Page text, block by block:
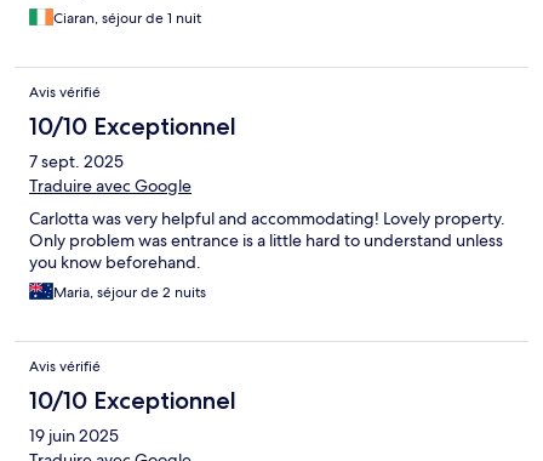
Ciaran, séjour de 1 nuit
Avis vérifié
10/10 Exceptionnel
7 sept. 2025
Traduire avec Google
Carlotta was very helpful and accommodating! Lovely property.
Only problem was entrance is a little hard to understand unless
you know beforehand.
Maria, séjour de 2 nuits
Avis vérifié
10/10 Exceptionnel
19 juin 2025